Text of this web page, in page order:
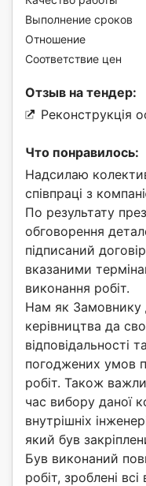
Выполнение сроков
Отношение
Соответствие цен
Отзыв на тендер:
Реконструкція
Что понравилось:
Надсилаю
співпраці з
По результату
обговорення
підписаний
вказаними
виконання робіт.
Нам як Замовнику
керівництва да
відповідальності
погоджених умов
робіт. Також
час вибору даної
внутрішніх
який був
Був виконаний
робіт, зроблені